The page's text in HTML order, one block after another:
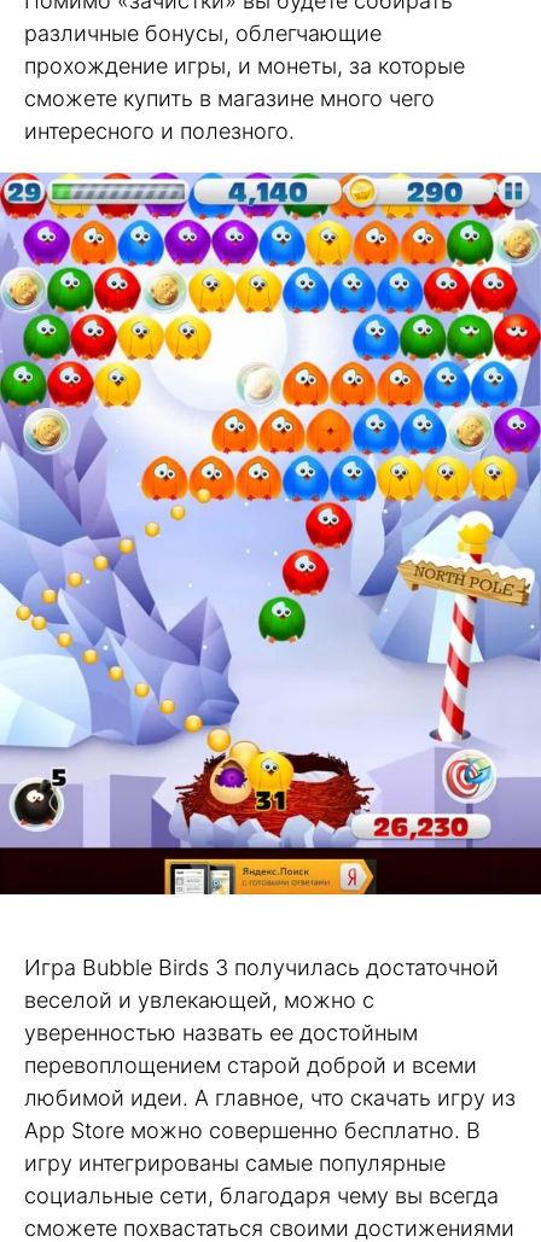
различные бонусы, облегчающие
прохождение игры, и монеты, за которые
сможете купить в магазине много чего
интересного и полезного.
Игра Bubble Birds 3 получилась достаточной
веселой и увлекающей, можно с
уверенностью назвать ее достойным
перевоплощением старой доброй и всеми
любимой идеи. А главное, что скачать игру из
App Store можно совершенно бесплатно. В
игру интегрированы самые популярные
социальные сети, благодаря чему вы всегда
сможете похвастаться своими достижениями